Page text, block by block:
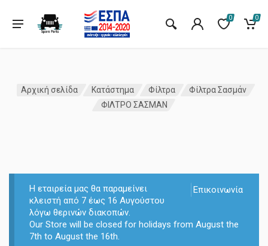
0 0
Αρχική σελίδα Κατάστημα Φίλτρα
Φίλτρα Σασμάν
ΦΙΛΤΡΟ ΣΑΣΜΑΝ
Επικοινωνία
Η εταιρεία μας θα παραμείνει
κλειστή από 7 έως 16 Αυγούστου
λόγω θερινών διακοπών.
Our Store will be closed for holidays from August the
7th to August the 16th.